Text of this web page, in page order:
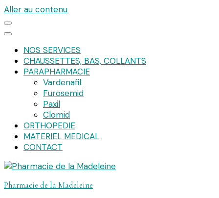
Aller au contenu
NOS SERVICES
CHAUSSETTES, BAS, COLLANTS
PARAPHARMACIE
Vardenafil
Furosemid
Paxil
Clomid
ORTHOPEDIE
MATERIEL MEDICAL
CONTACT
Pharmacie de la Madeleine